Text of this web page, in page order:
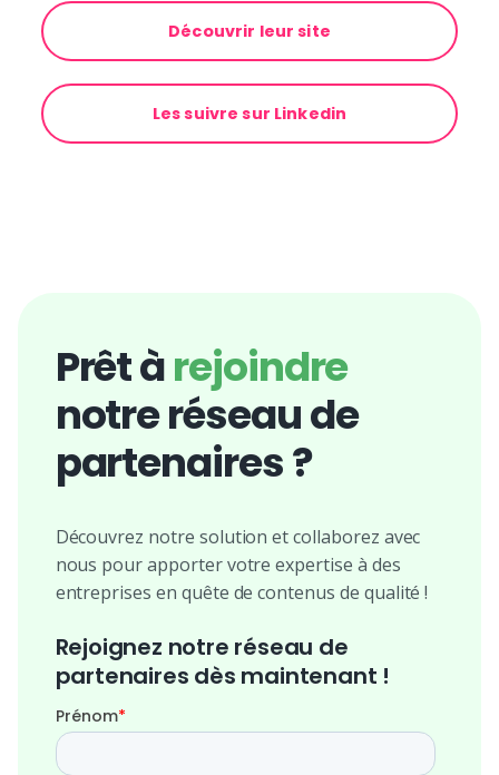
Découvrir leur site
Les suivre sur Linkedin
Prêt àrejoindre
notre réseau de
partenaires ?
Découvrez notre solution et collaborez avec
nous pour apporter votre expertise à des
entreprises en quête de contenus de qualité !
Rejoignez notre réseau de
partenaires dès maintenant !